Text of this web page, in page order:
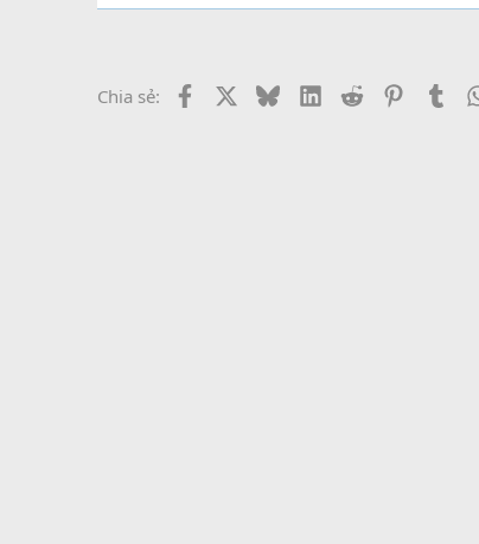
a
o
n
Chia sẻ: Facebook BlueskyLinkedIn
Reddit Pinterest